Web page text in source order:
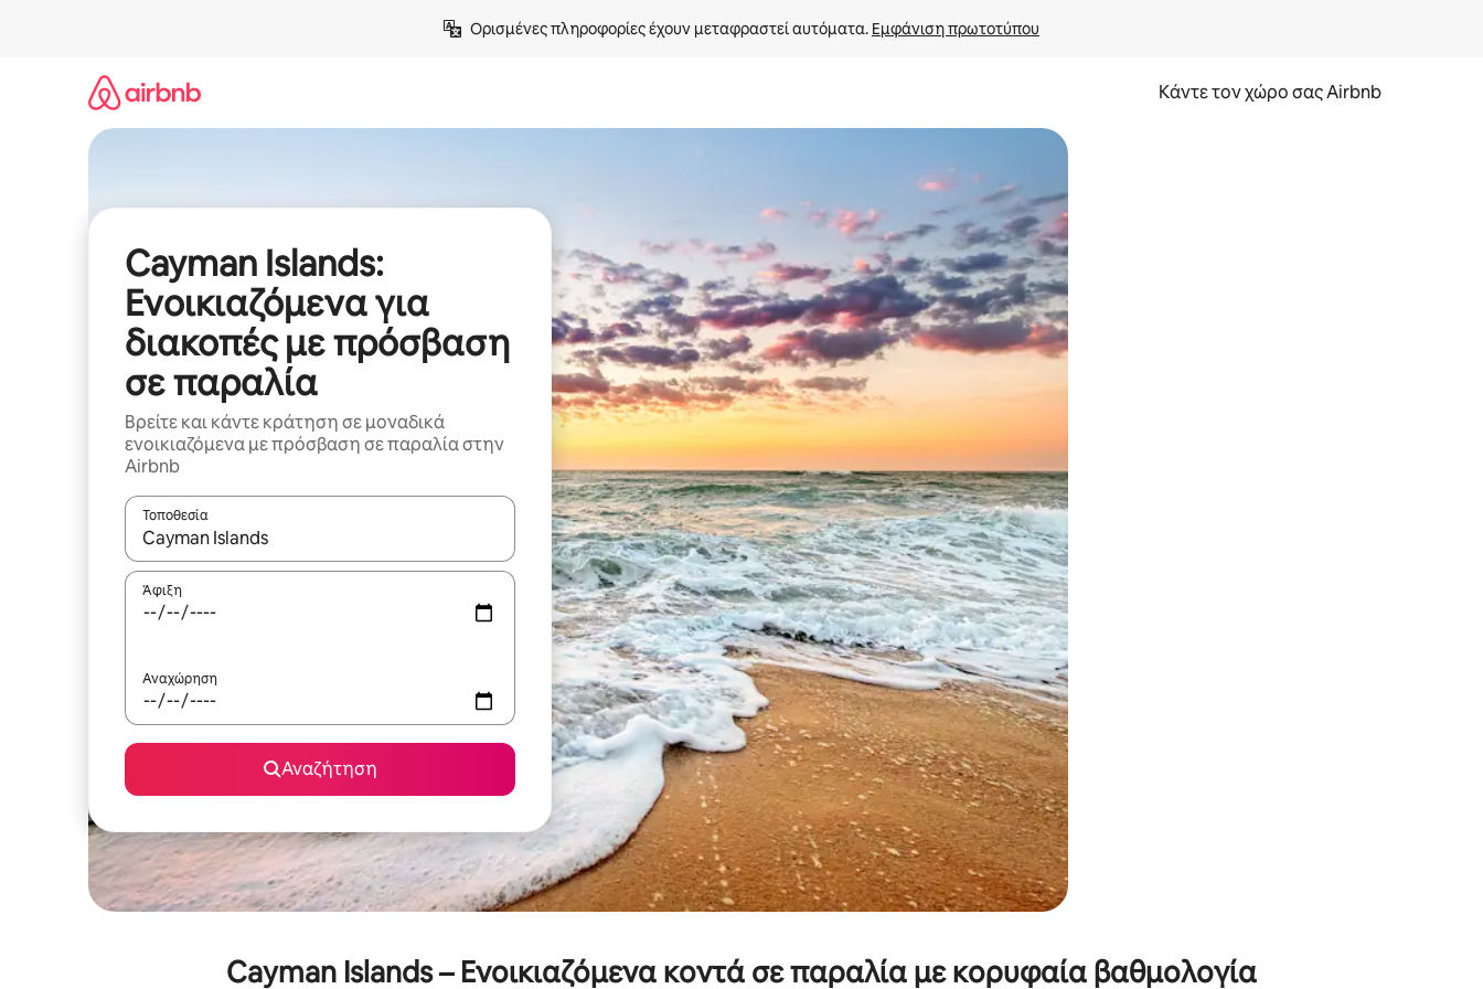
Ορισμένες πληροφορίες έχουν μεταφραστεί αυτόματα. Εμφάνιση πρωτοτύπου
Κάντε τον χώρο σας Airbnb
Cayman Islands:
Ενοικιαζόμενα για
διακοπές με πρόσβαση
σε παραλία
Βρείτε και κάντε κράτηση σε μοναδικά
ενοικιαζόμενα με πρόσβαση σε παραλία στην
Airbnb
Τοποθεσία
Όταν τα αποτελέσματα είναι διαθέσιμα, μπορείτε να πλοηγηθείτε στη σελίδα με τα κουμπιά πάνω και κάτω βέλους, να την εξερευνήσετε με την αφή ή να τη σύρετε με τα δάχτυλα.
Άφιξη
Αναχώρηση
Αναζήτηση
Cayman Islands – Ενοικιαζόμενα κοντά σε παραλία με κορυφαία βαθμολογία